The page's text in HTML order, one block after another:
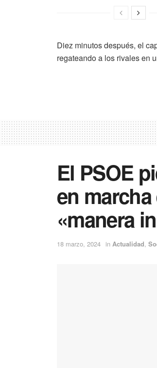
Diez minutos después, el
regateando a los rivales en
El PSOE
en
«manera
18 marzo, 2024 in Actualidad,